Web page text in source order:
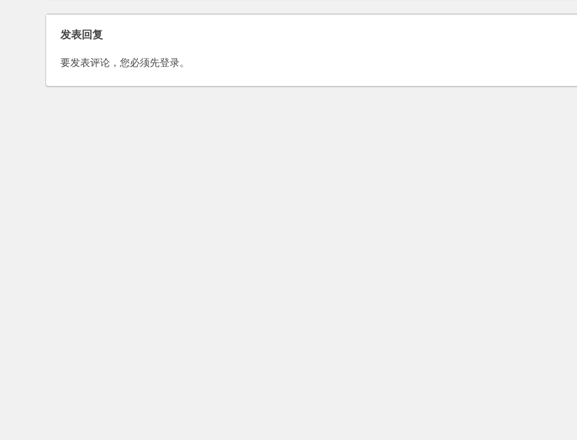
里缴税？
发表回复
要发表评论，您必须先登录。